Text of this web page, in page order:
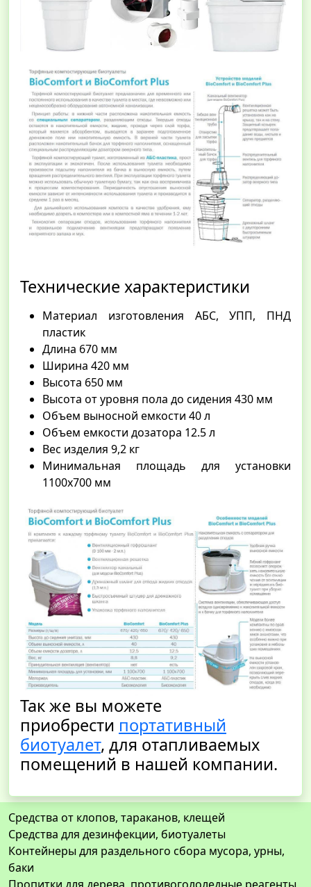
Технические характеристики
Материал изготовления АБС, УПП, ПНД
пластик
Длина 670 мм
Ширина 420 мм
Высота 650 мм
Высота от уровня пола до сидения 430 мм
Объем выносной емкости 40 л
Объем емкости дозатора 12.5 л
Вес изделия 9,2 кг
Минимальная площадь для установки
1100х700 мм
Так же вы можете
приобрести портативный
биотуалет, для отапливаемых
помещений в нашей компании.
Средства от клопов, тараканов, клещей
Средства для дезинфекции, биотуалеты
Контейнеры для раздельного сбора мусора, урны,
баки